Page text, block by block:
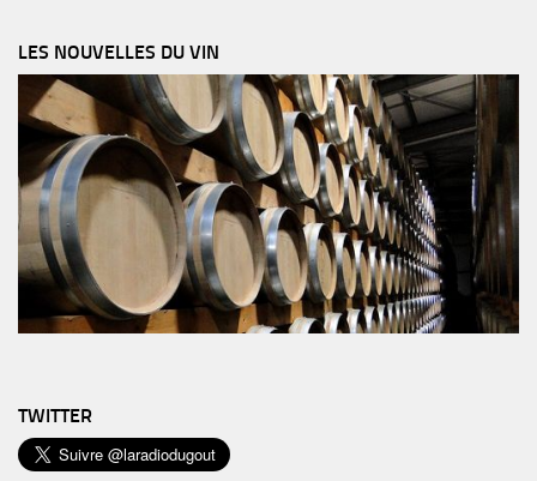
LES NOUVELLES DU VIN
TWITTER